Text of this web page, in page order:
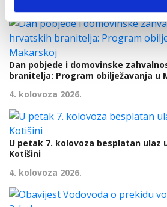
Dan pobjede i domovinske
branitelja: Program obilježavanja u
4. kolovoza 2026.
U petak 7. kolovoza besplatan ulaz
Kotišini
4. kolovoza 2026.